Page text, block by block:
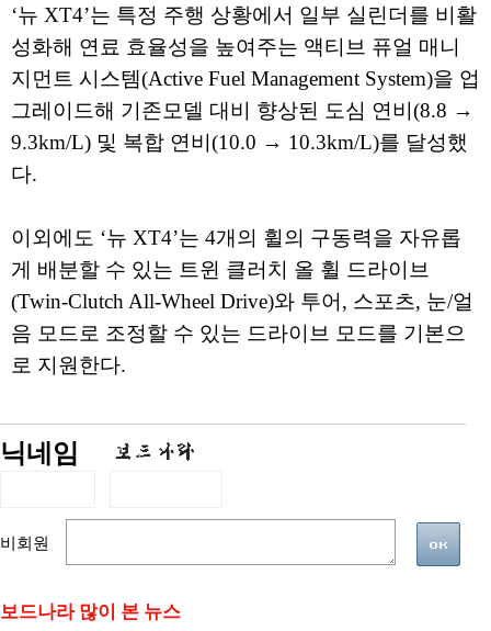
‘뉴 XT4’는 특정 주행 상황에서 일부 실린더를 비활
성화해 연료 효율성을 높여주는 액티브 퓨얼 매니
지먼트 시스템(Active Fuel Management System)을 업
그레이드해 기존모델 대비 향상된 도심 연비(8.8 →
9.3km/L) 및 복합 연비(10.0 → 10.3km/L)를 달성했
다.
이외에도 ‘뉴 XT4’는 4개의 휠의 구동력을 자유롭
게 배분할 수 있는 트윈 클러치 올 휠 드라이브
(Twin-Clutch All-Wheel Drive)와 투어, 스포츠, 눈/얼
음 모드로 조정할 수 있는 드라이브 모드를 기본으
로 지원한다.
닉네임
비회원
보드나라 많이 본 뉴스